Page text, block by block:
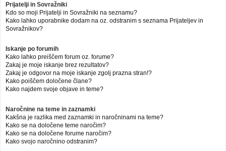
Prijatelji in Sovražniki
Kdo so moji Prijatelji in Sovražniki na seznamu?
Kako lahko uporabnike dodam na oz. odstranim s seznama Prijateljev in
Sovražnikov?
Iskanje po forumih
Kako lahko preiščem forum oz. forume?
Zakaj je moje iskanje brez rezultatov?
Zakaj je odgovor na moje iskanje zgolj prazna stran!?
Kako poiščem določene člane?
Kako najdem svoje objave in teme?
Naročnine na teme in zaznamki
Kakšna je razlika med zaznamki in naročninami na teme?
Kako se na določene teme naročim?
Kako se na določene forume naročim?
Kako svojo naročnino odstranim?